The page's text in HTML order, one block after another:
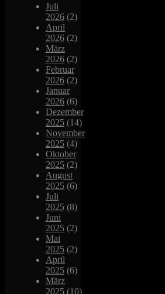
Juli
2026 (2)
April
2026 (2)
März
2026 (2)
Februar
2026 (2)
Januar
2026 (6)
Dezember
2025 (14)
November
2025 (4)
Oktober
2025 (2)
August
2025 (6)
Juli
2025 (8)
Juni
2025 (2)
Mai
2025 (2)
April
2025 (6)
März
2025 (10)